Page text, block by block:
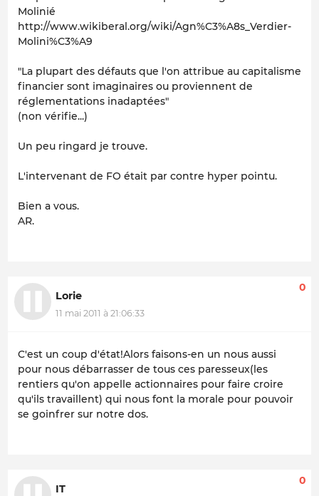
Molinié
http://www.wikiberal.org/wiki/Agn%C3%A8s_Verdier-
Molini%C3%A9
"La plupart des défauts que l'on attribue au capitalisme
financier sont imaginaires ou proviennent de
réglementations inadaptées"
(non vérifie...)
Un peu ringard je trouve.
L'intervenant de FO était par contre hyper pointu.
Bien a vous.
AR.
Lorie
11 mai 2011 à 21:06:33
0
C'est un coup d'état!Alors faisons-en un nous aussi
pour nous débarrasser de tous ces paresseux(les
rentiers qu'on appelle actionnaires pour faire croire
qu'ils travaillent) qui nous font la morale pour pouvoir
se goinfrer sur notre dos.
IT
0